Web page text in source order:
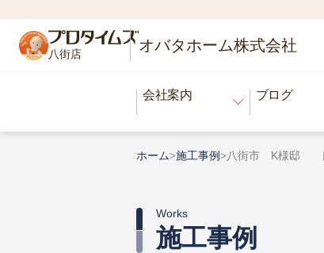
八街店 オバタホーム株式会社
会社案内 ブログ
ホーム>施工事例 > 八街市 K様邸
施工事例
Works